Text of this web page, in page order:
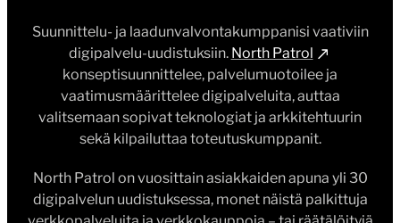
Suunnittelu- ja laadunvalvontakumppanisi vaativiin
digipalvelu-uudistuksiin. North Patrol
konseptisuunnittelee, palvelumuotoilee ja
vaatimusmäärittelee digipalveluita, auttaa
valitsemaan sopivat teknologiat ja arkkitehtuurin
sekä kilpailuttaa toteutuskumppanit.
North Patrol on vuosittain asiakkaiden apuna yli 30
digipalvelun uudistuksessa, monet näistä palkittuja